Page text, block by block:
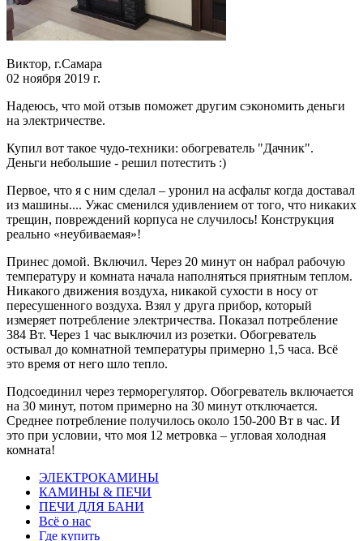
Виктор, г.Самара
02 ноября 2019 г.
Надеюсь, что мой отзыв поможет другим сэкономить деньги
на электричестве.
Купил вот такое чудо-техники: обогреватель "Дачник".
Деньги небольшие - решил потестить :)
Первое, что я с ним сделал – уронил на асфальт когда доставал
из машины.... Ужас сменился удивлением от того, что никаких
трещин, повреждений корпуса не случилось! Конструкция
реально «неубиваемая»!
Принес домой. Включил. Через 20 минут он набрал рабочую
температуру и комната начала наполняться приятным теплом.
Никакого движения воздуха, никакой сухости в носу от
пересушенного воздуха. Взял у друга прибор, который
измеряет потребление электричества. Показал потребление
384 Вт. Через 1 час выключил из розетки. Обогреватель
остывал до комнатной температуры примерно 1,5 часа. Всё
это время от него шло тепло.
Подсоединил через терморегулятор. Обогреватель включается
на 30 минут, потом примерно на 30 минут отключается.
Среднее потребление получилось около 150-200 Вт в час. И
это при условии, что моя 12 метровка – угловая холодная
комната!
ЭЛЕКТРОКАМИНЫ
КАМИНЫ & ПЕЧИ
ПЕЧИ ДЛЯ БАНИ
Всё о нас
Где купить